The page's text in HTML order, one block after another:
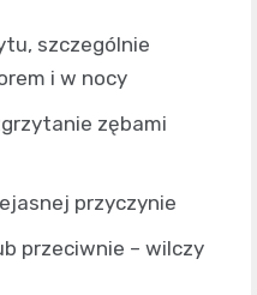
szczególnie
i w nocy
zębami
przyczynie
przeciwnie – wilczy